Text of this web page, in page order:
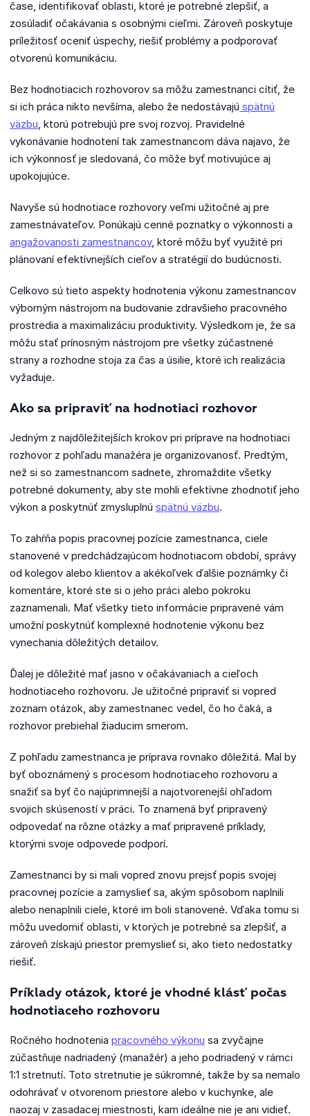
čase, identifikovať oblasti, ktoré je potrebné zlepšiť, a
zosúladiť očakávania s osobnými cieľmi. Zároveň poskytuje
príležitosť oceniť úspechy, riešiť problémy a podporovať
otvorenú komunikáciu.
Bez hodnotiacich rozhovorov sa môžu zamestnanci cítiť, že
si ich práca nikto nevšíma, alebo že nedostávajú spätnú
väzbu, ktorú potrebujú pre svoj rozvoj. Pravidelné
vykonávanie hodnotení tak zamestnancom dáva najavo, že
ich výkonnosť je sledovaná, čo môže byť motivujúce aj
upokojujúce.
Navyše sú hodnotiace rozhovory veľmi užitočné aj pre
zamestnávateľov. Ponúkajú cenné poznatky o výkonnosti a
angažovanosti zamestnancov, ktoré môžu byť využité pri
plánovaní efektívnejších cieľov a stratégií do budúcnosti.
Celkovo sú tieto aspekty hodnotenia výkonu zamestnancov
výborným nástrojom na budovanie zdravšieho pracovného
prostredia a maximalizáciu produktivity. Výsledkom je, že sa
môžu stať prínosným nástrojom pre všetky zúčastnené
strany a rozhodne stoja za čas a úsilie, ktoré ich realizácia
vyžaduje.
Ako sa pripraviť na hodnotiaci rozhovor
Jedným z najdôležitejších krokov pri príprave na hodnotiaci
rozhovor z pohľadu manažéra je organizovanosť. Predtým,
než si so zamestnancom sadnete, zhromaždite všetky
potrebné dokumenty, aby ste mohli efektívne zhodnotiť jeho
výkon a poskytnúť zmysluplnú spätnú väzbu.
To zahŕňa popis pracovnej pozície zamestnanca, ciele
stanovené v predchádzajúcom hodnotiacom období, správy
od kolegov alebo klientov a akékoľvek ďalšie poznámky či
komentáre, ktoré ste si o jeho práci alebo pokroku
zaznamenali. Mať všetky tieto informácie pripravené vám
umožní poskytnúť komplexné hodnotenie výkonu bez
vynechania dôležitých detailov.
Ďalej je dôležité mať jasno v očakávaniach a cieľoch
hodnotiaceho rozhovoru. Je užitočné pripraviť si vopred
zoznam otázok, aby zamestnanec vedel, čo ho čaká, a
rozhovor prebiehal žiaducim smerom.
Z pohľadu zamestnanca je príprava rovnako dôležitá. Mal by
byť oboznámený s procesom hodnotiaceho rozhovoru a
snažiť sa byť čo najúprimnejší a najotvorenejší ohľadom
svojich skúseností v práci. To znamená byť pripravený
odpovedať na rôzne otázky a mať pripravené príklady,
ktorými svoje odpovede podporí.
Zamestnanci by si mali vopred znovu prejsť popis svojej
pracovnej pozície a zamyslieť sa, akým spôsobom naplnili
alebo nenaplnili ciele, ktoré im boli stanovené. Vďaka tomu si
môžu uvedomiť oblasti, v ktorých je potrebné sa zlepšiť, a
zároveň získajú priestor premyslieť si, ako tieto nedostatky
riešiť.
Príklady otázok, ktoré je vhodné klásť počas
hodnotiaceho rozhovoru
Ročného hodnotenia pracovného výkonu sa zvyčajne
zúčastňuje nadriadený (manažér) a jeho podriadený v rámci
1:1 stretnutí. Toto stretnutie je súkromné, takže by sa nemalo
odohrávať v otvorenom priestore alebo v kuchynke, ale
naozaj v zasadacej miestnosti, kam ideálne nie je ani vidieť.